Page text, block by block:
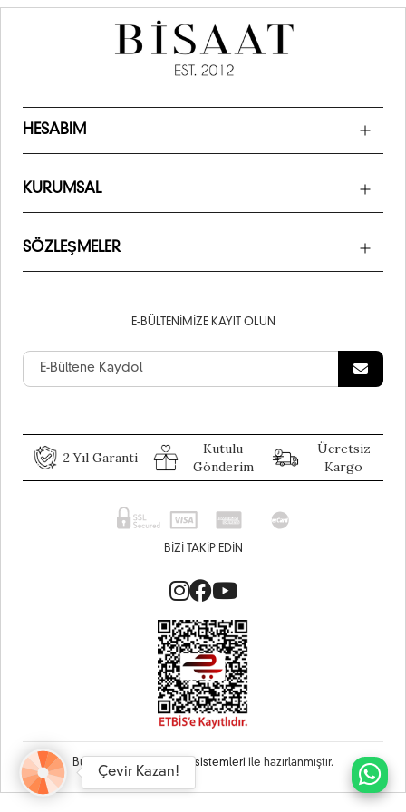
HESABIM
KURUMSAL
SÖZLEŞMELER
E-BÜLTENIMIZE KAYIT OLUN
2 Yıl Garanti
Kutulu
Gönderim
Ücretsiz
Kargo
BIZI TAKIP EDIN
Bu site Vikaon E-Ticaret sistemleri ile hazırlanmıştır.
Çevir Kazan!